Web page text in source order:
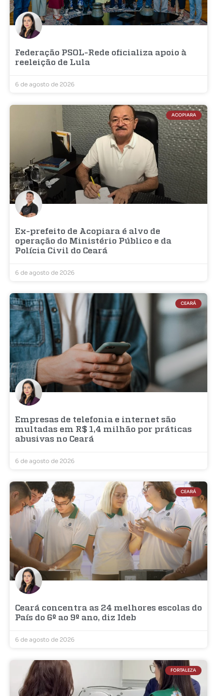
Federação PSOL-Rede oficializa apoio à
reeleição de Lula
6 de agosto de 2026
ACOPIARA
Ex-prefeito de Acopiara é alvo de
operação do Ministério Público e da
Polícia Civil do Ceará
6 de agosto de 2026
CEARÁ
Empresas de telefonia e internet são
multadas em R$ 1,4 milhão por práticas
abusivas no Ceará
6 de agosto de 2026
CEARÁ
Ceará concentra as 24 melhores escolas do
País do 6º ao 9º ano, diz Ideb
6 de agosto de 2026
FORTALEZA